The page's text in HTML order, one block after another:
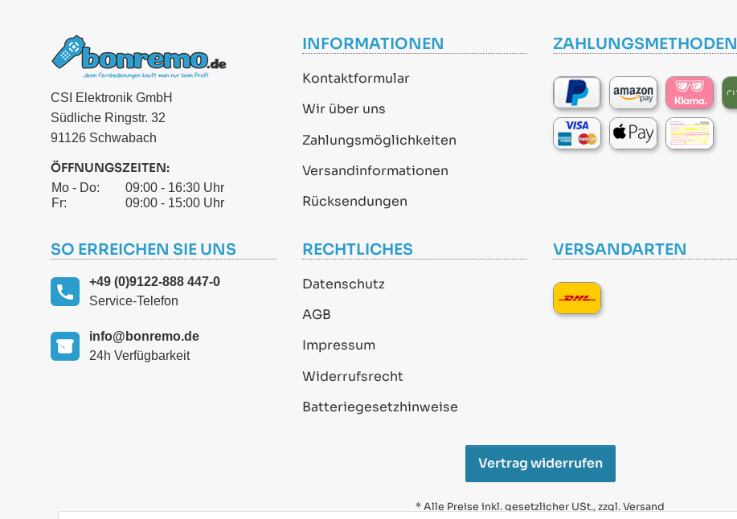
CSI Elektronik GmbH
Südliche Ringstr. 32
91126 Schwabach
ÖFFNUNGSZEITEN:
Mo - Do:
09:00 - 16:30 Uhr
Fr:
09:00 - 15:00 Uhr
INFORMATIONEN
Kontaktformular
Wir über uns
Zahlungsmöglichkeiten
Versandinformationen
Rücksendungen
ZAHLUNGSMETHODEN
SO ERREICHEN SIE UNS
+49 (0)9122-888 447-0
Service-Telefon
info@bonremo.de
24h Verfügbarkeit
RECHTLICHES
Datenschutz
AGB
Impressum
Widerrufsrecht
Batteriegesetzhinweise
VERSANDARTEN
Vertrag widerrufen
* Alle Preise inkl. gesetzlicher USt., zzgl.Versand